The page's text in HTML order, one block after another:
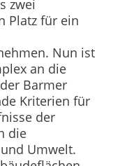
zwei
Platz für ein
Nun ist
an die
Barmer
Kriterien für
der
die
Umwelt.